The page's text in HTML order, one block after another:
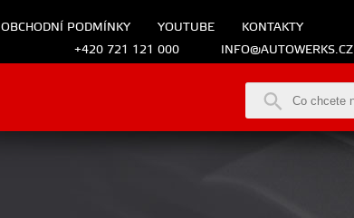
OBCHODNÍ PODMÍNKY YOUTUBE
KONTAKTY
+420 721 121 000
INFO@AUTOWERKS.CZ